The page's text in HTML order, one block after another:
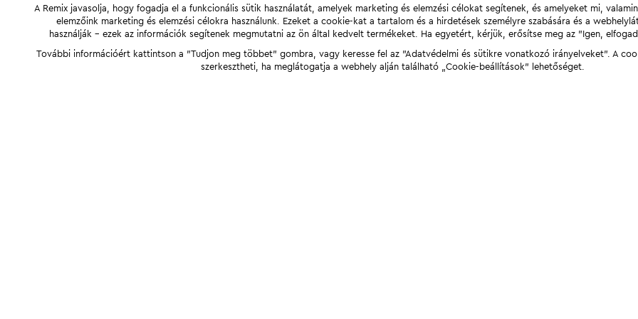
A Remix javasolja, hogy fogadja el a funkcionális sütik használatát, amelyek marketing és elemzési célokat segítenek, és amelyeket mi,
elemzőink marketing és elemzési célokra használunk. Ezeket a cookie-kat a tartalom és a hirdetések személyre szabására és a
használják - ezek az információk segítenek megmutatni az ön által kedvelt termékeket. Ha egyetért, kérjük, erősítse meg az "Igen,
További információért kattintson a "Tudjon meg többet" gombra, vagy keresse fel az "Adatvédelmi és sütikre vonatkozó irányelveket". A
szerkesztheti, ha meglátogatja a webhely alján található „Cookie-beállítások” lehetőséget.